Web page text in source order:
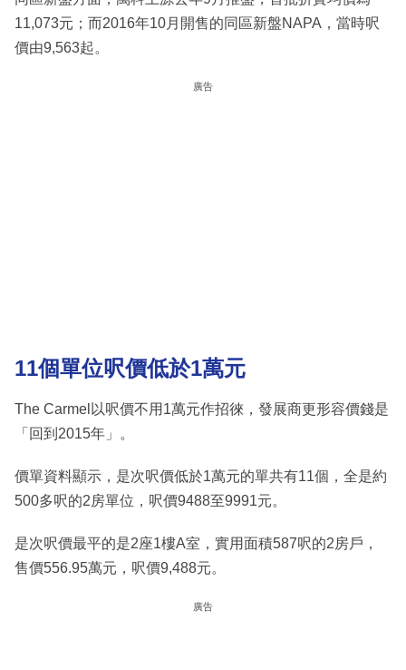
11,073元；而2016年10月開售的同區新盤NAPA，當時呎
價由9,563起。
廣告
11個單位呎價低於1萬元
The Carmel以呎價不用1萬元作招徠，發展商更形容價錢是
「回到2015年」。
價單資料顯示，是次呎價低於1萬元的單共有11個，全是約
500多呎的2房單位，呎價9488至9991元。
是次呎價最平的是2座1樓A室，實用面積587呎的2房戶，
售價556.95萬元，呎價9,488元。
廣告